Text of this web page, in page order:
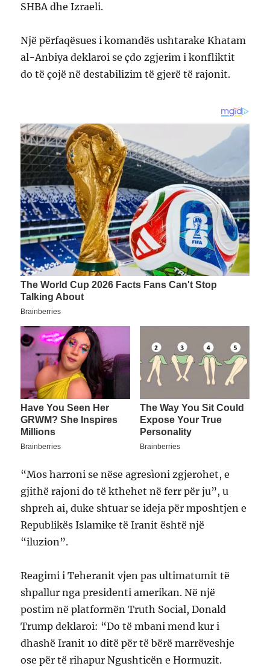
SHBA dhe Izraeli.
Një përfaqësues i komandës ushtarake Khatam
al-Anbiya deklaroi se çdo zgjerim i konfliktit
do të çojë në destabilizim të gjerë të rajonit.
“Mos harroni se nëse agresìoni zgjerohet, e
gjithë rajoni do të kthehet në ferr për ju”, u
shpreh ai, duke shtuar se ideja për mposhtjen e
Republikës Islamike të Iranit është një
“iluzion”.
Reagimi i Teheranit vjen pas ultimatumit të
shpallur nga presidenti amerikan. Në një
postim në platformën Truth Social, Donald
Trump deklaroi: “Do të mbani mend kur i
dhashë Iranit 10 ditë për të bërë marrëveshje
ose për të rihapur Ngushticën e Hormuzit.